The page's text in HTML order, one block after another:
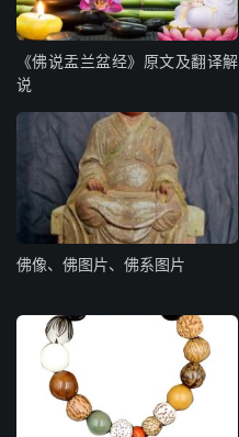
《佛说盂兰盆经》原文及翻译解
说
佛像、佛图片、佛系图片